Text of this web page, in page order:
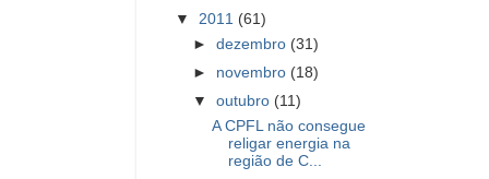
▼ 2011 (61)
►dezembro (31)
► novembro (18)
▼outubro (11)
A CPFL não consegue
religar energia na
região de C...